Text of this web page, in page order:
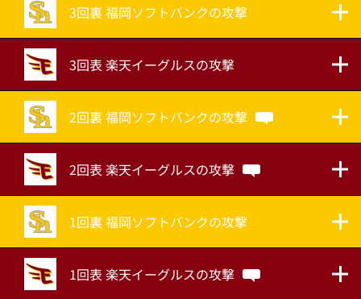
3回裏 福岡ソフトバンクの攻撃
3回表 楽天イーグルスの攻撃
2回裏 福岡ソフトバンクの攻撃
2回表 楽天イーグルスの攻撃
1回裏 福岡ソフトバンクの攻撃
1回表 楽天イーグルスの攻撃